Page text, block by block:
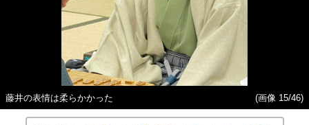
藤井の表情は柔らかかった (画像 15/46)